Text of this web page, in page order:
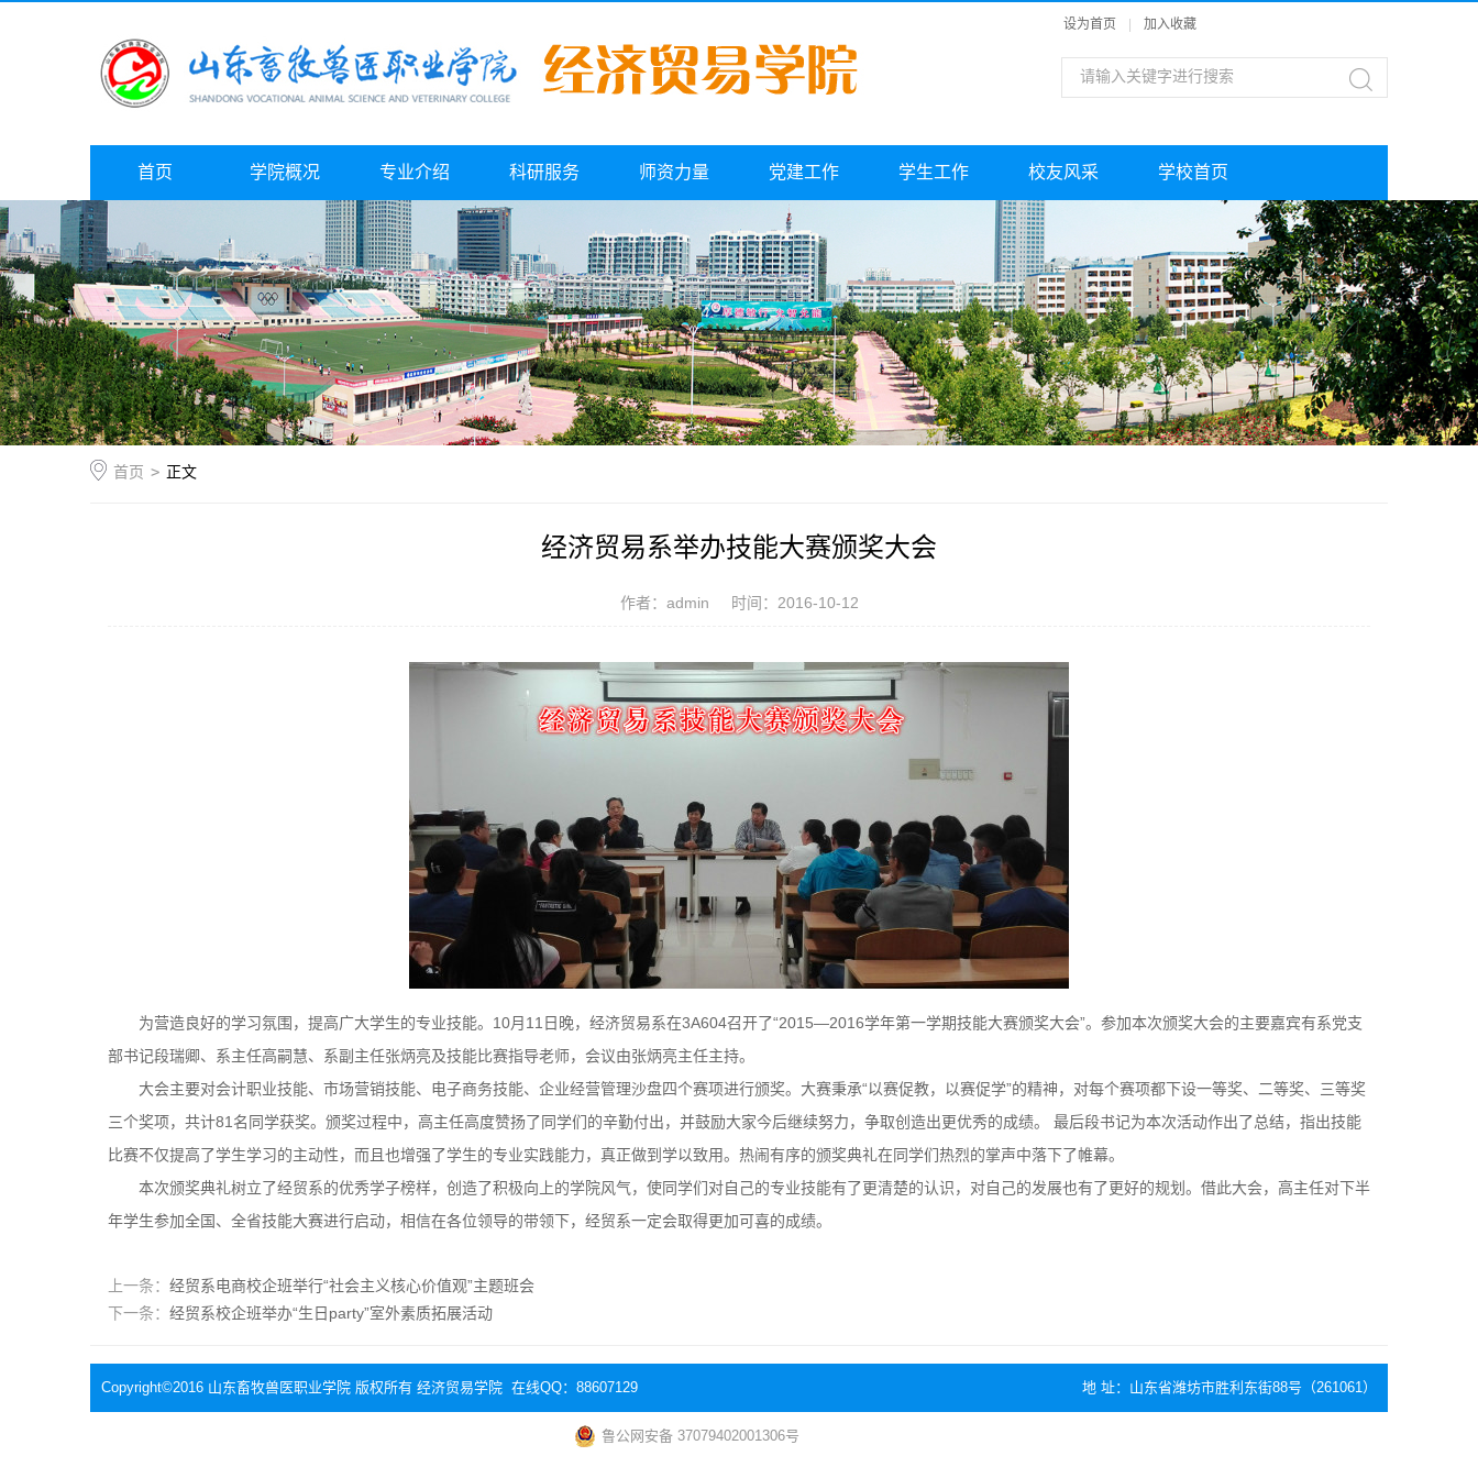
设为首页 加入收藏
首页 学院概况 专业介绍 科研服务 师资力量 党建工作 学生工作 校友风采 学校首页
首页 > 正文
经济贸易系举办技能大赛颁奖大会
作者：admin 时间：2016-10-12
为营造良好的学习氛围，提高广大学生的专业技能。10月11日晚，经济贸易系在3A604召开了“2015—2016学年第一学期技能大赛颁奖大会”。参加本次颁奖大会的主要嘉宾有系党支
部书记段瑞卿、系主任高嗣慧、系副主任张炳亮及技能比赛指导老师，会议由张炳亮主任主持。
大会主要对会计职业技能、市场营销技能、电子商务技能、企业经营管理沙盘四个赛项进行颁奖。大赛秉承“以赛促教，以赛促学”的精神，对每个赛项都下设一等奖、二等奖、三等奖
三个奖项，共计81名同学获奖。颁奖过程中，高主任高度赞扬了同学们的辛勤付出，并鼓励大家今后继续努力，争取创造出更优秀的成绩。 最后段书记为本次活动作出了总结，指出技能
比赛不仅提高了学生学习的主动性，而且也增强了学生的专业实践能力，真正做到学以致用。热闹有序的颁奖典礼在同学们热烈的掌声中落下了帷幕。
本次颁奖典礼树立了经贸系的优秀学子榜样，创造了积极向上的学院风气，使同学们对自己的专业技能有了更清楚的认识，对自己的发展也有了更好的规划。借此大会，高主任对下半
年学生参加全国、全省技能大赛进行启动，相信在各位领导的带领下，经贸系一定会取得更加可喜的成绩。
上一条： 经贸系电商校企班举行“社会主义核心价值观”主题班会
下一条： 经贸系校企班举办“生日party”室外素质拓展活动
Copyright©2016 山东畜牧兽医职业学院 版权所有 经济贸易学院 在线QQ：88607129 地 址：山东省潍坊市胜利东街88号（261061）
鲁公网安备 37079402001306号